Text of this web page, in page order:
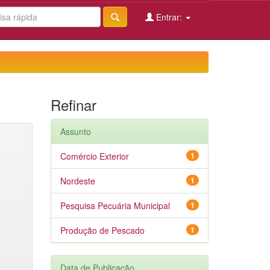
Entrar:
Refinar
Assunto
1
Comércio Exterior
1
Nordeste
1
Pesquisa Pecuária Municipal
1
Produção de Pescado
Data de Publicação